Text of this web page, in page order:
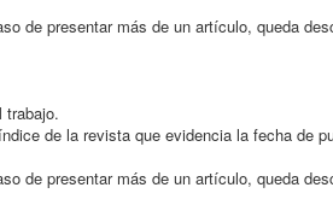
de presentar más de un artículo, queda
trabajo.
de la revista que evidencia la fecha de
de presentar más de un artículo, queda